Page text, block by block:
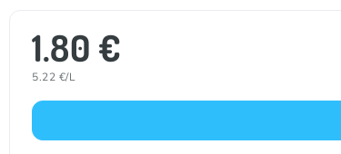
1.80 €
5.22 €/L